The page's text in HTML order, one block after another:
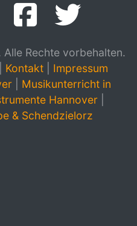
Rechte vorbehalten.
Kontakt
Impressum
Musikunterricht in
Hannover
& Schendzielorz